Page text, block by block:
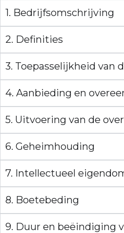
1. Bedrijfsomschrijving
2. Definities
3. Toepasselijkheid van
4. Aanbieding en
5. Uitvoering van de
6. Geheimhouding
7. Intellectueel
8. Boetebeding
9. Duur en beëindiging